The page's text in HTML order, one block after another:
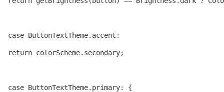
case ButtonTextTheme.accent:
return colorScheme.secondary;
case ButtonTextTheme.primary: {